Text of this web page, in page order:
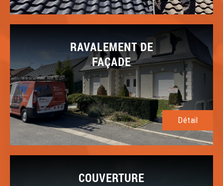
RAVALEMENT DE
FAÇADE
Détail
COUVERTURE